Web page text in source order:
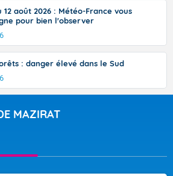
12 août 2026 : Météo-France vous
pour bien l'observer
: danger élevé dans le Sud
MAZIRAT